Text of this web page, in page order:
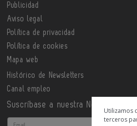
Publicidad
Aviso legal
Política de privacidad
Política de cookies
Mapa web
Histórico de Newsletters
Canal empleo
Suscríbase a nuestra Newsletter
Email
Utilizamos
terceros